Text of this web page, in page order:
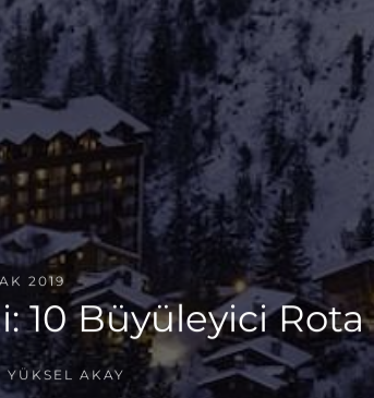
2019
10 Büyüleyici Rota
YÜKSEL AKAY